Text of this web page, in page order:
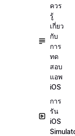
ควร
รู้
เกี่ยว
กับ
การ
ทด
สอบ
แอพ
iOS
การ
รัน
iOS